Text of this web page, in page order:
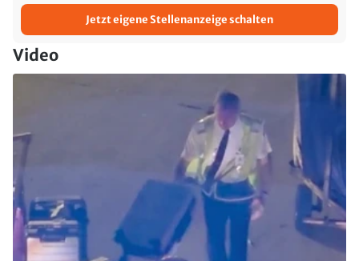
Jetzt eigene Stellenanzeige schalten
Video